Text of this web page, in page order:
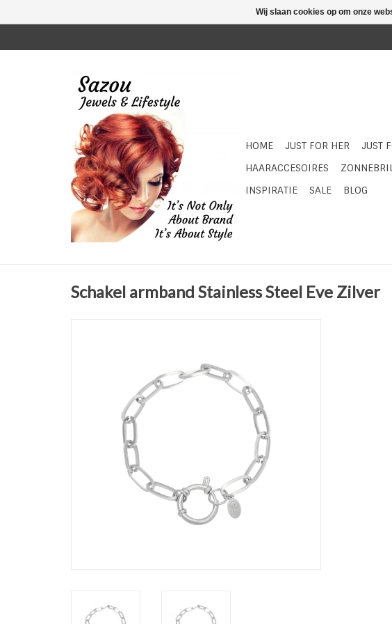
HOME JUST FOR HER JUST
HAARACCESOIRES
INSPIRATIE
SALE BLOG
Schakel armband Stainless Steel Eve Zilver
Wij slaan cookies op om onze